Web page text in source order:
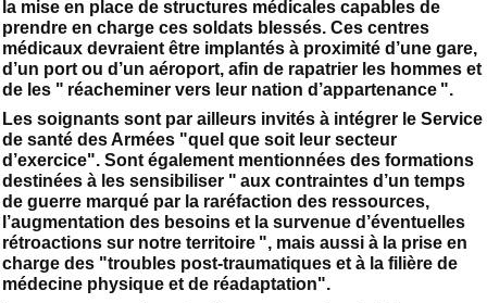
la mise en place de structures médicales capables de
prendre en charge ces soldats blessés. Ces centres
médicaux devraient être implantés à proximité d’une gare,
d’un port ou d’un aéroport, afin de rapatrier les hommes et
de les " réacheminer vers leur nation d’appartenance ".
Les soignants sont par ailleurs invités à intégrer le Service
de santé des Armées "quel que soit leur secteur
d’exercice". Sont également mentionnées des formations
destinées à les sensibiliser " aux contraintes d’un temps
de guerre marqué par la raréfaction des ressources,
l’augmentation des besoins et la survenue d’éventuelles
rétroactions sur notre territoire ", mais aussi à la prise en
charge des "troubles post-traumatiques et à la filière de
médecine physique et de réadaptation".